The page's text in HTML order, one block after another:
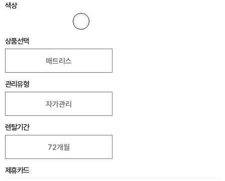
색상
상품선택
매트리스
관리유형
자가관리
렌탈기간
72개월
제휴카드